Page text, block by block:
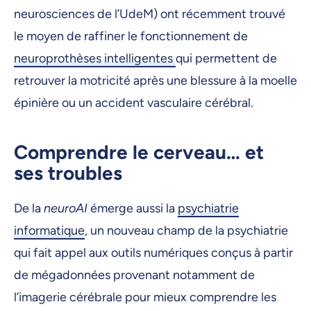
neurosciences de l’UdeM) ont récemment trouvé
le moyen de raffiner le fonctionnement de
neuroprothèses intelligentesqui permettent de
retrouver la motricité après une blessure à la moelle
épinière ou un accident vasculaire cérébral.
Comprendre le cerveau… et
ses troubles
De laneuroAIémerge aussi la psychiatrie
informatique, un nouveau champ de la psychiatrie
qui fait appel aux outils numériques conçus à partir
de mégadonnées provenant notamment de
l’imagerie cérébrale pour mieux comprendre les